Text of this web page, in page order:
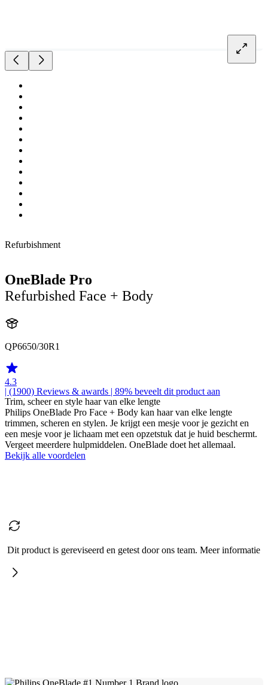
Refurbishment
OneBlade Pro
Refurbished Face + Body
QP6650/30R1
4.3
| (1900) Reviews & awards | 89% beveelt dit product aan
Trim, scheer en style haar van elke lengte
Philips OneBlade Pro Face + Body kan haar van elke lengte
trimmen, scheren en stylen. Je krijgt een mesje voor je gezicht en
een mesje voor je lichaam met een opzetstuk dat je huid beschermt.
Vergeet meerdere hulpmiddelen. OneBlade doet het allemaal.
Bekijk alle voordelen
Dit product is gereviseerd en getest door ons team. Meer informatie